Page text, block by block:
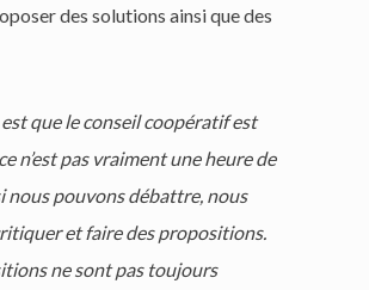
des solutions ainsi que des
que le conseil coopératif est
n’est pas vraiment une heure de
nous pouvons débattre, nous
et faire des propositions.
ne sont pas toujours